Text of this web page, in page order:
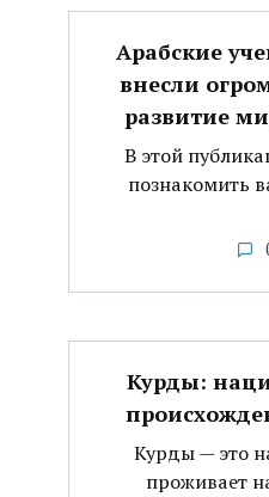
Арабские
внесли
развитие
В этой
познакомить
Курды:
Курды — это
проживает